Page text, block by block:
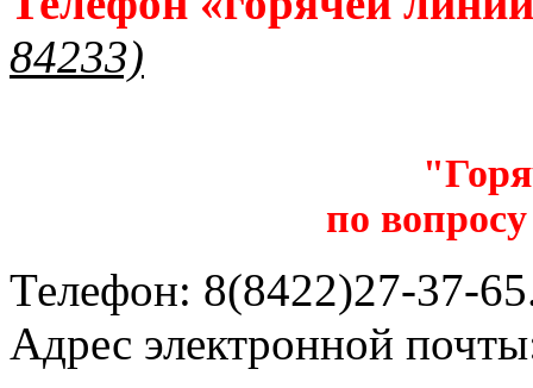
84233)
по
Телефон: 8(8422)27-37-
Адрес электронной